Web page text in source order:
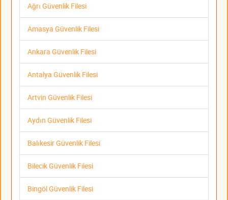
Ağrı Güvenlik Filesi
Amasya Güvenlik Filesi
Ankara Güvenlik Filesi
Antalya Güvenlik Filesi
Artvin Güvenlik Filesi
Aydın Güvenlik Filesi
Balıkesir Güvenlik Filesi
Bilecik Güvenlik Filesi
Bingöl Güvenlik Filesi